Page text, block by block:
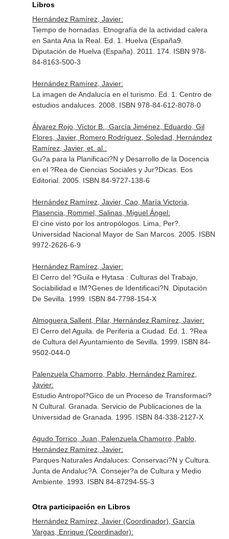
Libros
Hernández Ramírez, Javier:
Tiempo de hornadas. Etnografía de la actividad calera
en Santa Ana la Real. Ed. 1. Huelva (España9.
Diputación de Huelva (España). 2011. 174. ISBN 978-
84-8163-500-3
Hernández Ramírez, Javier:
La imagen de Andalucía en el turismo. Ed. 1. Centro de
estudios andaluces. 2008. ISBN 978-84-612-8078-0
Álvarez Rojo, Víctor B., García Jiménez, Eduardo, Gil
Flores, Javier, Romero Rodríguez, Soledad, Hernández
Ramírez, Javier, et. al.:
Gu?a para la Planificaci?N y Desarrollo de la Docencia
en el ?Rea de Ciencias Sociales y Jur?Dicas. Eos
Editorial. 2005. ISBN 84-9727-138-6
Hernández Ramírez, Javier, Cao, María Victoria,
Plasencia, Rommel, Salinas, Miguel Ángel:
El cine visto por los antropólogos. Lima, Per?.
Universidad Nacional Mayor de San Marcos. 2005. ISBN
9972-2626-6-9
Hernández Ramírez, Javier:
El Cerro del ?Guila e Hytasa : Culturas del Trabajo,
Sociabilidad e IM?Genes de Identificaci?N. Diputación
De Sevilla. 1999. ISBN 84-7798-154-X
Almoguera Sallent, Pilar, Hernández Ramírez, Javier:
El Cerro del Aguila. de Periferia a Ciudad. Ed. 1. ?Rea
de Cultura del Ayuntamiento de Sevilla. 1999. ISBN 84-
9502-044-0
Palenzuela Chamorro, Pablo, Hernández Ramírez,
Javier:
Estudio Antropol?Gico de un Proceso de Transformaci?
N Cultural. Granada. Servicio de Publicaciones de la
Universidad de Granada. 1995. ISBN 84-338-2127-X
Agudo Torrico, Juan, Palenzuela Chamorro, Pablo,
Hernández Ramírez, Javier:
Parques Naturales Andaluces: Conservaci?N y Cultura.
Junta de Andaluc?A. Consejer?a de Cultura y Medio
Ambiente. 1993. ISBN 84-87294-55-3
Otra participación en Libros
Hernández Ramírez, Javier (Coordinador), García
Vargas, Enrique (Coordinador):